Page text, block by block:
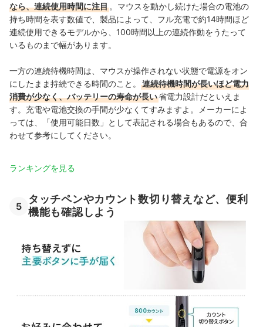
なら、連続使用時間に注目 。マウスを動かし続けた場合の電池の
持ち時間を表す数値で、製品によって、フル充電で約14時間ほど
連続使用できるモデルから、100時間以上の連続作動をうたって
いるものまで幅があります。
一方の連続待機時間は、マウスが操作されない状態で電源をオン
にしたまま持続できる時間のこと。
連続待機時間が長いほど電力
消費が少なく、バッテリーの寿命が長い省電力設計だといえま
す。充電や電池交換の手間が少なくてすみますよ。メーカーによ
っては、「使用可能日数」として表記される場合もあるので、合
わせて参考にしてください。
ランキングを見る
5
タッチペンやカウント数切り替えなど、便利
機能も確認しよう